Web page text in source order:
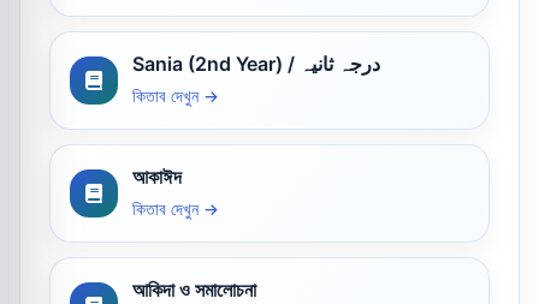
Sania (2nd Year) / درجہ ثانیہ
কিতাব দেখুন →
আকাঈদ
কিতাব দেখুন →
আকিদা ও সমালোচনা